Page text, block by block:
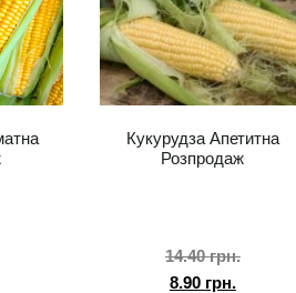
Кукурудза Апетитна
Розпродаж
14.40грн.
8.90 грн.